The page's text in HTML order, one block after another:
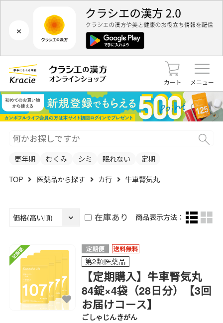
×
カート メニュー
更年期 むくみ シミ 眠れない 定期
TOP 医薬品から探す カ行 牛車腎気丸
在庫あり 商品表示方法：
第2類医薬品
【定期購入】牛車腎気丸
84錠×4袋（28日分）【3回
お届けコース】
ごしゃじんきがん